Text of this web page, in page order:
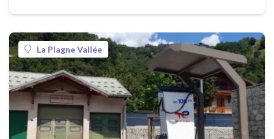
La Plagne Vallée